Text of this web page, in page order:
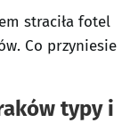
straciła fotel
Co przyniesie
typy i